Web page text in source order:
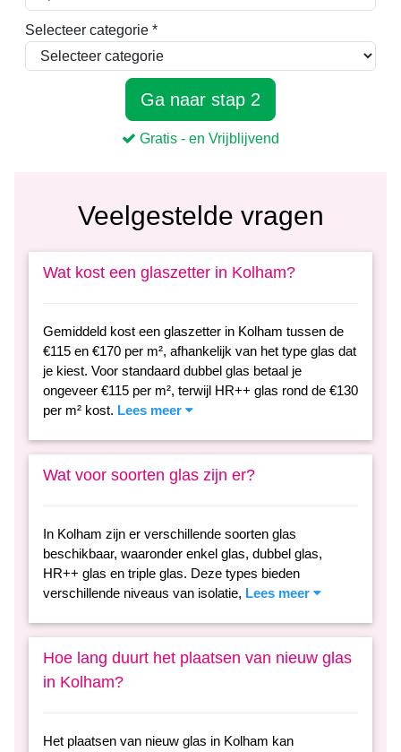
Veelgestelde vragen
Wat kost een glaszetter in Kolham?
Gemiddeld kost een glaszetter in Kolham tussen de
€115 en €170 per m², afhankelijk van het type glas dat
je kiest. Voor standaard dubbel glas betaal je
ongeveer €115 per m², terwijl HR++ glas rond de €130
per m² kost. Lees meer
Wat voor soorten glas zijn er?
In Kolham zijn er verschillende soorten glas
beschikbaar, waaronder enkel glas, dubbel glas,
HR++ glas en triple glas. Deze types bieden
verschillende niveaus van isolatie, Lees meer
Hoe lang duurt het plaatsen van nieuw glas
in Kolham?
Het plaatsen van nieuw glas in Kolham kan